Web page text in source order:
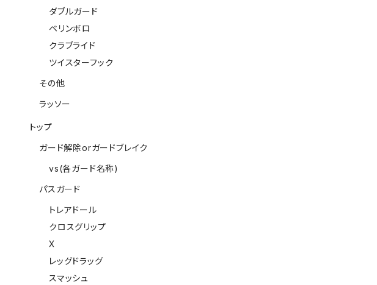
ダブルガード
ベリンボロ
クラブライド
ツイスターフック
その他
ラッソー
トップ
ガード解除orガードブレイク
vs(各ガード名称)
パスガード
トレアドール
クロスグリップ
X
レッグドラッグ
スマッシュ